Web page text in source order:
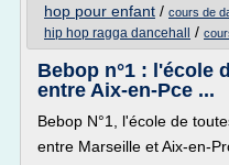
hop pour enfant / cours de
hip hop ragga dancehall
/
Bebop n°1 : l'école
entre Aix-en-Pce ...
Bebop N°1, l'école de
entre Marseille et Aix-en-